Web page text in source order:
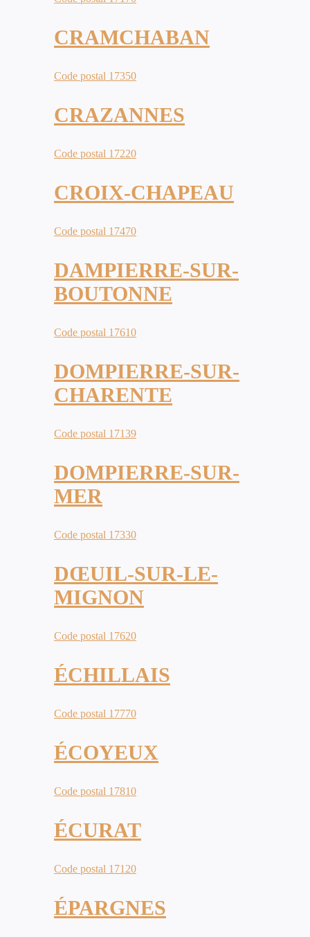
CRAMCHABAN
Code postal 17350
CRAZANNES
Code postal 17220
CROIX-CHAPEAU
Code postal 17470
DAMPIERRE-SUR-
BOUTONNE
Code postal 17610
DOMPIERRE-SUR-
CHARENTE
Code postal 17139
DOMPIERRE-SUR-
MER
Code postal 17330
DŒUIL-SUR-LE-
MIGNON
Code postal 17620
ÉCHILLAIS
Code postal 17770
ÉCOYEUX
Code postal 17810
ÉCURAT
Code postal 17120
ÉPARGNES